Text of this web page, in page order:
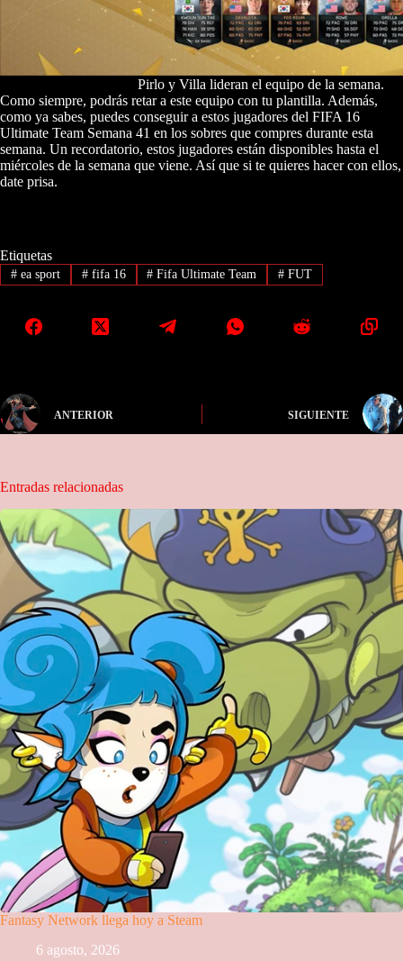
Pirlo y Villa lideran el equipo de la semana.
Como siempre, podrás retar a este equipo con tu plantilla. Además,
como ya sabes, puedes conseguir a estos jugadores del FIFA 16
Ultimate Team Semana 41 en los sobres que compres durante esta
semana. Un recordatorio, estos jugadores están disponibles hasta el
miércoles de la semana que viene. Así que si te quieres hacer con ellos,
date prisa.
Etiquetas
#ea sport #fifa 16 # Fifa Ultimate Team # FUT
ANTERIOR SIGUIENTE
Entradas relacionadas
Fantasy Network llega hoy a Steam
6 agosto, 2026